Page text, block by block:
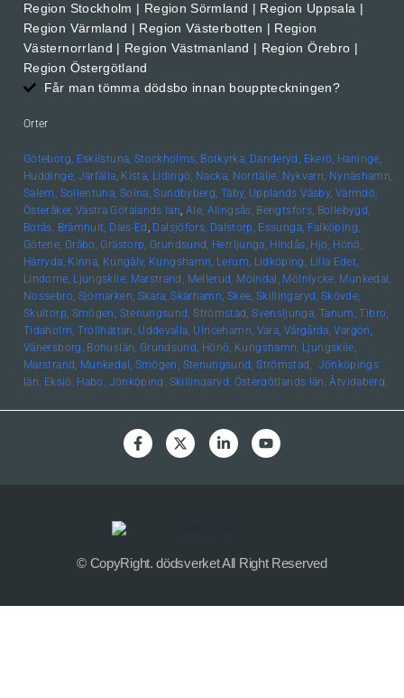
Region Stockholm | Region Sörmland | Region Uppsala |
Region Värmland | Region Västerbotten | Region
Västernorrland | Region Västmanland | Region Örebro |
Region Östergötland
Får man tömma dödsbo innan bouppteckningen?
Orter
Göteborg, Eskilstuna, Stockholms, Botkyrka, Danderyd, Ekerö, Haninge,
Huddinge, Järfälla, Kista, Lidingö, Nacka, Norrtälje, Nykvarn, Nynäshamn,
Salem, Sollentuna, Solna, Sundbyberg, Täby, Upplands Väsby, Värmdö,
Österåker, Västra Götalands län, Ale, Alingsås, Bengtsfors, Bollebygd,
Borås, Brämhult, Dals-Ed , Dalsjöfors, Dalstorp, Essunga, Falköping,
Götene, Gråbo, Grästorp, Grundsund, Herrljunga, Hindås, Hjo, Hönö,
Härryda, Kinna, Kungälv, Kungshamn, Lerum, Lidköping, Lilla Edet,
Lindome, Ljungskile, Marstrand, Mellerud, Mölndal, Mölnlycke, Munkedal,
Nossebro, Sjömarken, Skara, Skärhamn, Skee, Skillingaryd, Skövde,
Skultorp, Smögen, Stenungsund, Strömstad, Svensljunga, Tanum, Tibro,
Tidaholm, Trollhättan, Uddevalla, Ulricehamn, Vara, Vårgårda, Vargön,
Vänersborg, Bohuslän, Grundsund, Hönö, Kungshamn, Ljungskile,
Marstrand, Munkedal, Smögen, Stenungsund, Strömstad, Jönköpings
län, Eksjö, Habo, Jönköping, Skillingaryd, Östergötlands län, Åtvidaberg,
Helsingborg, Höör, Lund, Malmö,
Värmlands län, Edsvalla, Karlstad,
© CopyRight. dödsverket All Right Reserved